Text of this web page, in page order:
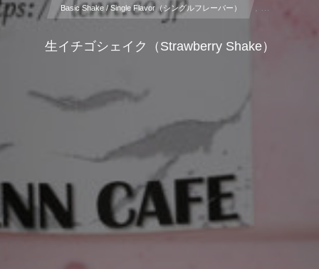
Basic Shake / Single Flavor（シングルフレーバー） , …
生イチゴシェイク（Strawberry Shake）